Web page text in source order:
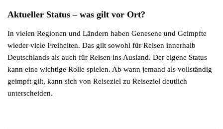
Aktueller Status – was gilt vor Ort?
In vielen Regionen und Ländern haben Genesene und Geimpfte
wieder viele Freiheiten. Das gilt sowohl für Reisen innerhalb
Deutschlands als auch für Reisen ins Ausland. Der eigene Status
kann eine wichtige Rolle spielen. Ab wann jemand als vollständig
geimpft gilt, kann sich von Reiseziel zu Reiseziel deutlich
unterscheiden.